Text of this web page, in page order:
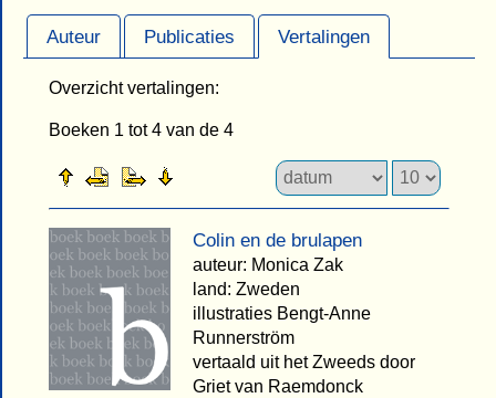
Auteur Publicaties Vertalingen
Overzicht vertalingen:
Boeken 1 tot 4 van de 4
Colin en de brulapen
auteur: Monica Zak
land: Zweden
illustraties Bengt-Anne
Runnerström
vertaald uit het Zweeds door
Griet van Raemdonck